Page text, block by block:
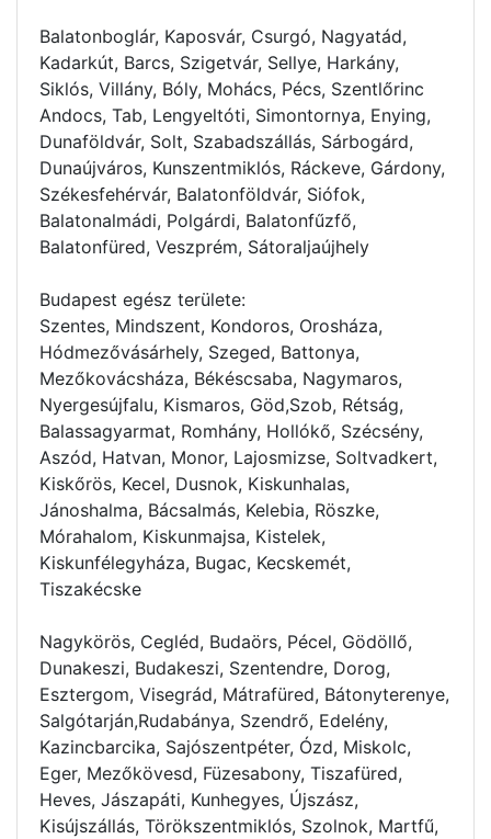
Balatonboglár, Kaposvár, Csurgó, Nagyatád,
Kadarkút, Barcs, Szigetvár, Sellye, Harkány,
Siklós, Villány, Bóly, Mohács, Pécs, Szentlőrinc
Andocs, Tab, Lengyeltóti, Simontornya, Enying,
Dunaföldvár, Solt, Szabadszállás, Sárbogárd,
Dunaújváros, Kunszentmiklós, Ráckeve, Gárdony,
Székesfehérvár, Balatonföldvár, Siófok,
Balatonalmádi, Polgárdi, Balatonfűzfő,
Balatonfüred, Veszprém, Sátoraljaújhely
Budapest egész területe:
Szentes, Mindszent, Kondoros, Orosháza,
Hódmezővásárhely, Szeged, Battonya,
Mezőkovácsháza, Békéscsaba, Nagymaros,
Nyergesújfalu, Kismaros, Göd,Szob, Rétság,
Balassagyarmat, Romhány, Hollókő, Szécsény,
Aszód, Hatvan, Monor, Lajosmizse, Soltvadkert,
Kiskőrös, Kecel, Dusnok, Kiskunhalas,
Jánoshalma, Bácsalmás, Kelebia, Röszke,
Mórahalom, Kiskunmajsa, Kistelek,
Kiskunfélegyháza, Bugac, Kecskemét,
Tiszakécske
Nagykörös, Cegléd, Budaörs, Pécel, Gödöllő,
Dunakeszi, Budakeszi, Szentendre, Dorog,
Esztergom, Visegrád, Mátrafüred, Bátonyterenye,
Salgótarján,Rudabánya, Szendrő, Edelény,
Kazincbarcika, Sajószentpéter, Ózd, Miskolc,
Eger, Mezőkövesd, Füzesabony, Tiszafüred,
Heves, Jászapáti, Kunhegyes, Újszász,
Kisújszállás, Törökszentmiklós, Szolnok, Martfű,